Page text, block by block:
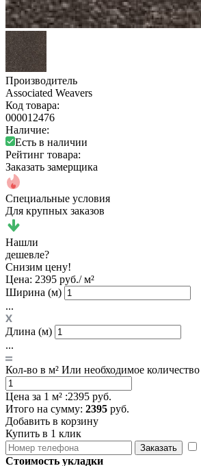
Производитель
Associated Weavers
Код товара:
000012476
Наличие:
Есть в наличии
Рейтинг товара:
Заказать замерщика
Специальные условия
Для крупных заказов
Нашли
дешевле?
Снизим цену!
Цена: 2395 руб./ м²
Ширина (м)
...
Длина (м)
...
Кол-во в м² Или необходимое количество
Цена за 1 м² :2395 руб.
Итого на сумму: 2395 руб.
Добавить в корзину
Купить в 1 клик
Заказать
Стоимость укладки